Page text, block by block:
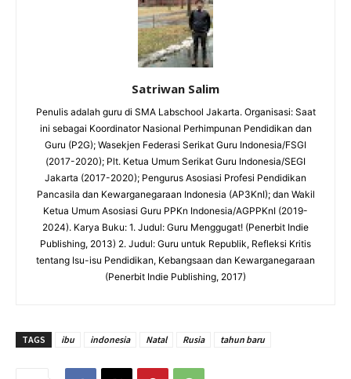
Satriwan Salim
Penulis adalah guru di SMA Labschool Jakarta. Organisasi: Saat
ini sebagai Koordinator Nasional Perhimpunan Pendidikan dan
Guru (P2G); Wasekjen Federasi Serikat Guru Indonesia/FSGI
(2017-2020); Plt. Ketua Umum Serikat Guru Indonesia/SEGI
Jakarta (2017-2020); Pengurus Asosiasi Profesi Pendidikan
Pancasila dan Kewarganegaraan Indonesia (AP3KnI); dan Wakil
Ketua Umum Asosiasi Guru PPKn Indonesia/AGPPKnI (2019-
2024). Karya Buku: 1. Judul: Guru Menggugat! (Penerbit Indie
Publishing, 2013) 2. Judul: Guru untuk Republik, Refleksi Kritis
tentang Isu-isu Pendidikan, Kebangsaan dan Kewarganegaraan
(Penerbit Indie Publishing, 2017)
TAGS ibu indonesia Natal Rusia tahun baru